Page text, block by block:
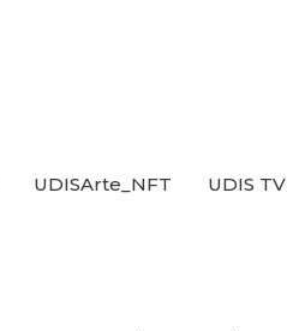
UDISArte_NFT UDIS TV